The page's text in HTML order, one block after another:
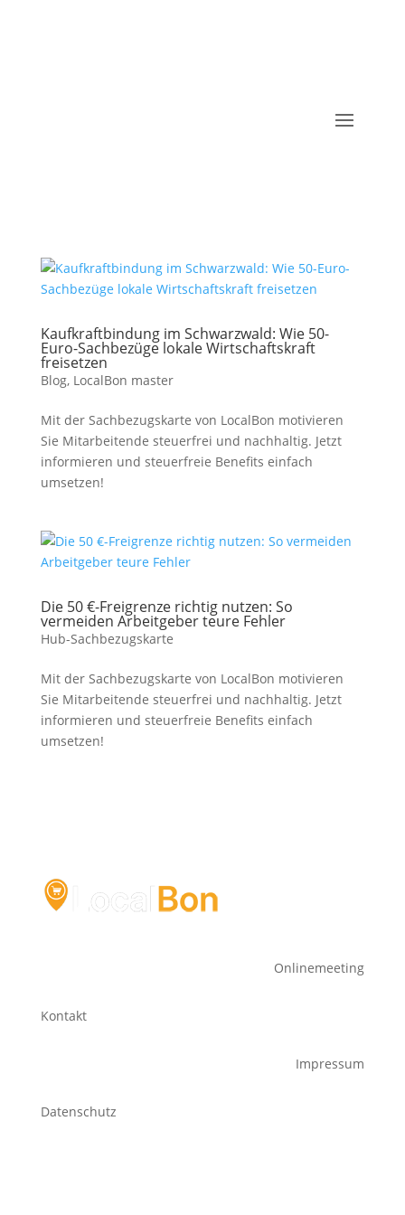
Kaufkraftbindung im Schwarzwald: Wie 50-
Euro-Sachbezüge lokale Wirtschaftskraft
freisetzen
Blog, LocalBon master
Mit der Sachbezugskarte von LocalBon motivieren
Sie Mitarbeitende steuerfrei und nachhaltig. Jetzt
informieren und steuerfreie Benefits einfach
umsetzen!
Die 50 €-Freigrenze richtig nutzen: So
vermeiden Arbeitgeber teure Fehler
Hub-Sachbezugskarte
Mit der Sachbezugskarte von LocalBon motivieren
Sie Mitarbeitende steuerfrei und nachhaltig. Jetzt
informieren und steuerfreie Benefits einfach
umsetzen!
Onlinemeeting
Kontakt
Impressum
Datenschutz